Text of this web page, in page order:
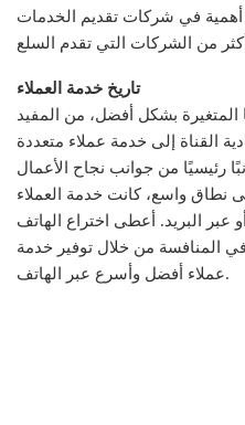
أهمية في شركات تقديم الخدمات
تاريخ خدمة العملاء
المتغيرة بشكل أفضل، من المفيد
القناة إلى خدمة عملاء متعددة
نطاق واسع، كانت خدمة العملاء
البريد. أعطى اختراع الهاتف
المنافسة من خلال توفير خدمة
عملاء أفضل وأسرع عبر الهاتف.